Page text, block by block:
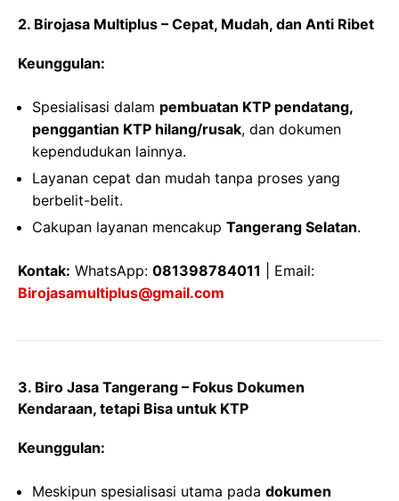
2. Birojasa Multiplus – Cepat, Mudah, dan Anti Ribet
Keunggulan:
Spesialisasi dalam pembuatan KTP pendatang,
penggantian KTP hilang/rusak, dan dokumen
kependudukan lainnya.
Layanan cepat dan mudah tanpa proses yang
berbelit-belit.
Cakupan layanan mencakup Tangerang Selatan.
Kontak: WhatsApp: 081398784011 | Email:
Birojasamultiplus@gmail.com
3. Biro Jasa Tangerang – Fokus Dokumen
Kendaraan, tetapi Bisa untuk KTP
Keunggulan:
Meskipun spesialisasi utama pada dokumen